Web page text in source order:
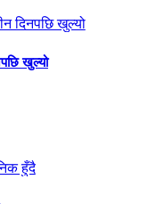
खुल्यो